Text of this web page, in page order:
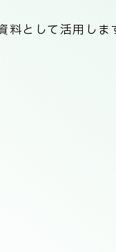
として活用しま